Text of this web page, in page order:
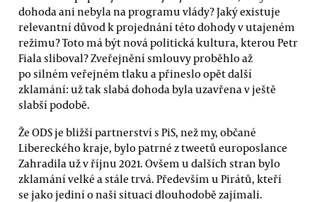
dohoda ani nebyla na programu vlády? Jaký existuje
relevantní důvod k projednání této dohody v utajeném
režimu? Toto má být nová politická kultura, kterou Petr
Fiala sliboval? Zveřejnění smlouvy proběhlo až
po silném veřejném tlaku a přineslo opět další
zklamání: už tak slabá dohoda byla uzavřena v ještě
slabší podobě.
Že ODS je bližší partnerství s PiS, než my, občané
Libereckého kraje, bylo patrné z tweetů europoslance
Zahradila už v říjnu 2021. Ovšem u dalších stran bylo
zklamání velké a stále trvá. Především u Pirátů, kteří
se jako jediní o naši situaci dlouhodobě zajímali.